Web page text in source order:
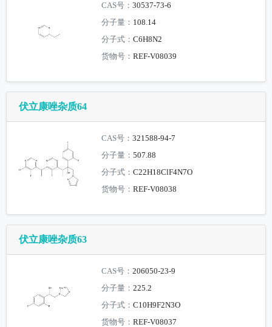
CAS号：30537-73-6
分子量： 108.14
分子式：C6H8N2
货物号：REF-V08039
伏立康唑杂质64
CAS号：321588-94-7
分子量：507.88
分子式：C22H18ClF4N7O
货物号：REF-V08038
伏立康唑杂质63
CAS号：206050-23-9
分子量：225.2
分子式：C10H9F2N3O
货物号：REF-V08037